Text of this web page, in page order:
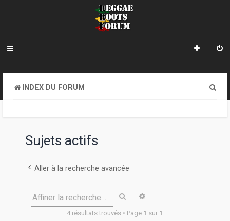
INDEX DU FORUM
Sujets actifs
Aller à la recherche avancée
Affiner la recherche… Rechercher
4 résultats trouvés • Page 1 sur 1